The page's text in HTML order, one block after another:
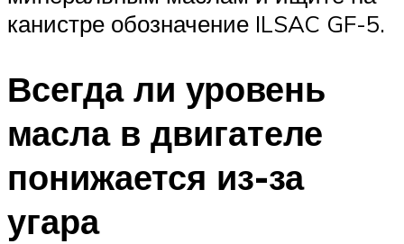
канистре обозначение ILSAC GF-5.
Всегда ли уровень
масла в двигателе
понижается из-за
угара